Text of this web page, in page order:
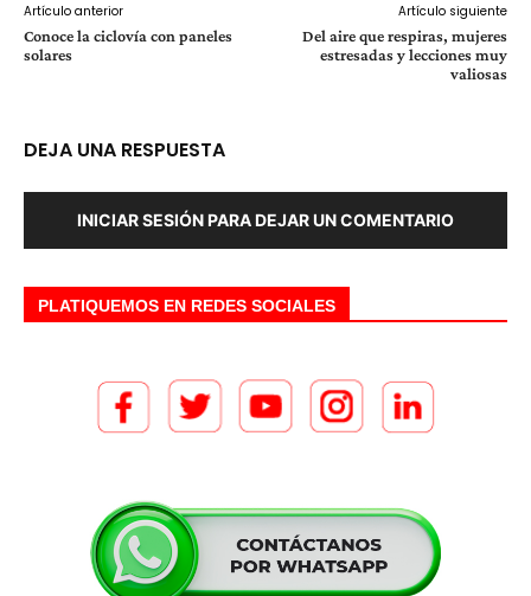
Artículo anterior
Conoce la ciclovía con paneles
solares
Artículo siguiente
Del aire que respiras, mujeres
estresadas y lecciones muy
valiosas
DEJA UNA RESPUESTA
INICIAR SESIÓN PARA DEJAR UN COMENTARIO
PLATIQUEMOS EN REDES SOCIALES